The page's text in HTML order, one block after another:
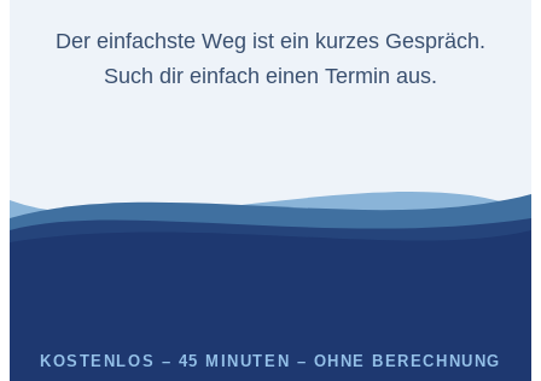
Der einfachste Weg ist ein kurzes Gespräch.
Such dir einfach einen Termin aus.
KOSTENLOS – 45 MINUTEN – OHNE BERECHNUNG